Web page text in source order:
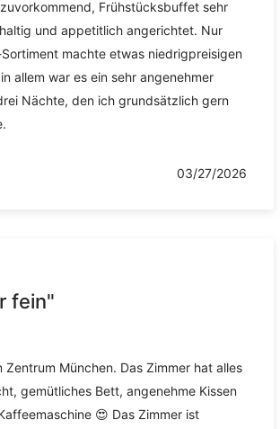
Frühstücksbuffet sehr
und appetitlich angerichtet. Nur
machte etwas niedrigpreisigen
allem war es ein sehr angenehmer
Nächte, den ich grundsätzlich gern
03/27/2026
fein"
Zentrum München. Das Zimmer hat alles
gemütliches Bett, angenehme Kissen
😍 Das Zimmer ist